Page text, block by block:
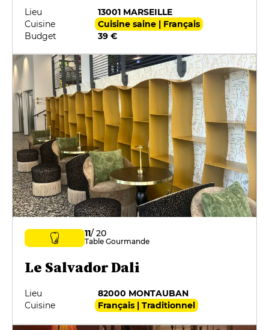
Lieu
13001 MARSEILLE
Cuisine
Cuisine saine | Français
Budget
39 €
11/ 20
Table Gourmande
Le Salvador Dali
Lieu
82000 MONTAUBAN
Cuisine
Français | Traditionnel